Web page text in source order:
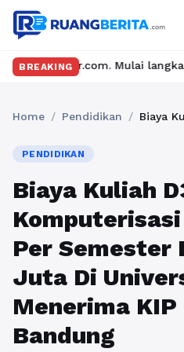
BREAKING
langkah suksesmu hari
Home / Pendidikan /
PENDIDIKAN
Biaya Kuliah
Per Semester
Juta Di
Menerima KIP
Bandung